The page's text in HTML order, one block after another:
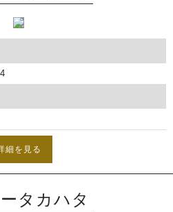
細を見る
タカハタ